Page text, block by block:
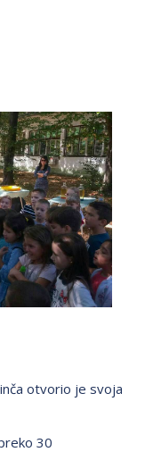
otvorio je svoja
30